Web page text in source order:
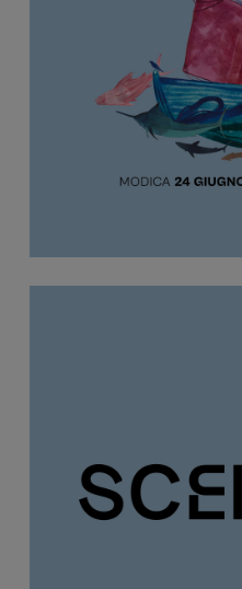
che lo guida alla
approdi immaginari.
In collaborazione con gli
ridefinito Scenari come
autori e alle storie, un
contemporaneità con
all’evoluzione.